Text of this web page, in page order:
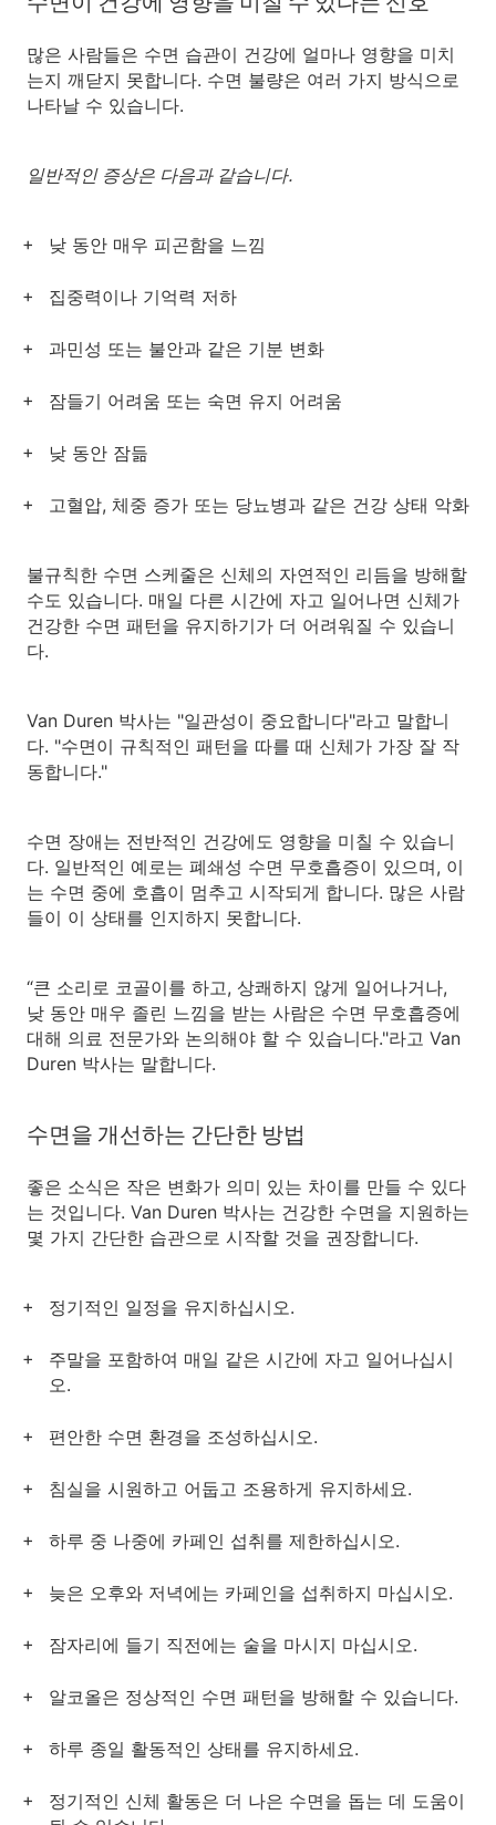
많은 사람들은 수면 습관이 건강에 얼마나 영향을 미치
는지 깨닫지 못합니다. 수면 불량은 여러 가지 방식으로
나타날 수 있습니다.
일반적인 증상은 다음과 같습니다.
낮 동안 매우 피곤함을 느낌
집중력이나 기억력 저하
과민성 또는 불안과 같은 기분 변화
잠들기 어려움 또는 숙면 유지 어려움
낮 동안 잠듦
고혈압, 체중 증가 또는 당뇨병과 같은 건강 상태 악화
불규칙한 수면 스케줄은 신체의 자연적인 리듬을 방해할
수도 있습니다. 매일 다른 시간에 자고 일어나면 신체가
건강한 수면 패턴을 유지하기가 더 어려워질 수 있습니
다.
Van Duren 박사는 "일관성이 중요합니다"라고 말합니
다. "수면이 규칙적인 패턴을 따를 때 신체가 가장 잘 작
동합니다."
수면 장애는 전반적인 건강에도 영향을 미칠 수 있습니
다. 일반적인 예로는 폐쇄성 수면 무호흡증이 있으며, 이
는 수면 중에 호흡이 멈추고 시작되게 합니다. 많은 사람
들이 이 상태를 인지하지 못합니다.
“큰 소리로 코골이를 하고, 상쾌하지 않게 일어나거나,
낮 동안 매우 졸린 느낌을 받는 사람은 수면 무호흡증에
대해 의료 전문가와 논의해야 할 수 있습니다."라고 Van
Duren 박사는 말합니다.
수면을 개선하는 간단한 방법
좋은 소식은 작은 변화가 의미 있는 차이를 만들 수 있다
는 것입니다. Van Duren 박사는 건강한 수면을 지원하는
몇 가지 간단한 습관으로 시작할 것을 권장합니다.
정기적인 일정을 유지하십시오.
주말을 포함하여 매일 같은 시간에 자고 일어나십시
오.
편안한 수면 환경을 조성하십시오.
침실을 시원하고 어둡고 조용하게 유지하세요.
하루 중 나중에 카페인 섭취를 제한하십시오.
늦은 오후와 저녁에는 카페인을 섭취하지 마십시오.
잠자리에 들기 직전에는 술을 마시지 마십시오.
알코올은 정상적인 수면 패턴을 방해할 수 있습니다.
하루 종일 활동적인 상태를 유지하세요.
정기적인 신체 활동은 더 나은 수면을 돕는 데 도움이